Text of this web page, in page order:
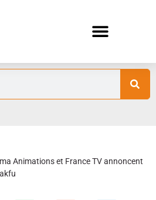
Animations et France TV annoncent